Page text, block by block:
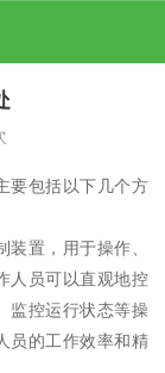
要包括以下几个方
置，用于操作、
人员可以直观地控
监控运行状态等操
员的工作效率和精